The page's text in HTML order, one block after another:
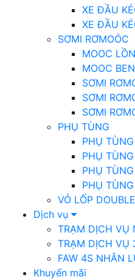
XE ĐẦU
XE ĐẦU
SƠMI RƠMOÓC
MOOC
MOOC BEN
SƠMI
SƠMI
SƠMI
PHỤ TÙNG
PHỤ
PHỤ
PHỤ
PHỤ
VỎ LỐP
Dịch vụ
TRẠM DỊCH VỤ
TRẠM DỊCH VỤ
FAW 4S NHÂN
Khuyến mãi